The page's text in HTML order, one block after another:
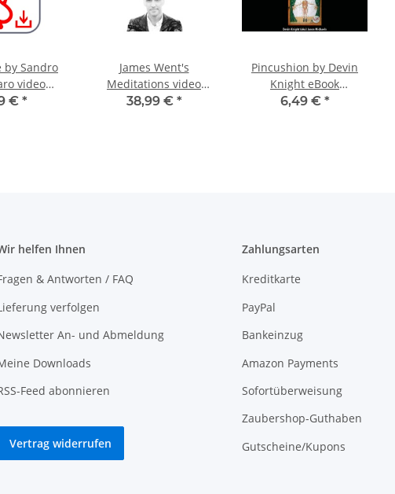
by Sandro
video
€ *
James Went's
Meditations video
DOWNLOAD
38,99 € *
Pincushion by Devin
Knight eBook
DOWNLOAD
6,49 € *
helfen Ihnen
& Antworten / FAQ
verfolgen
An- und Abmeldung
Downloads
Feed abonnieren
Vertrag widerrufen
Zahlungsarten
Kreditkarte
PayPal
Bankeinzug
Amazon Payments
Sofortüberweisung
Zaubershop-Guthaben
Gutscheine/Kupons